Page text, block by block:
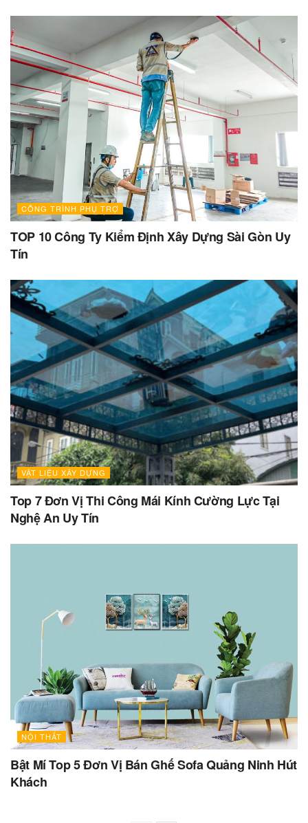
CÔNG TRÌNH PHỤ TRỢ
TOP 10 Công Ty Kiểm Định Xây Dựng Sài Gòn Uy
Tín
VẬT LIỆU XÂY DỰNG
Top 7 Đơn Vị Thi Công Mái Kính Cường Lực Tại
Nghệ An Uy Tín
NỘI THẤT
Bật Mí Top 5 Đơn Vị Bán Ghế Sofa Quảng Ninh Hút
Khách